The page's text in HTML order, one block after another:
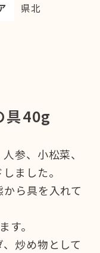
県北
具40g
参、小松菜、
ました。
ら具を入れて
す。
炒め物として